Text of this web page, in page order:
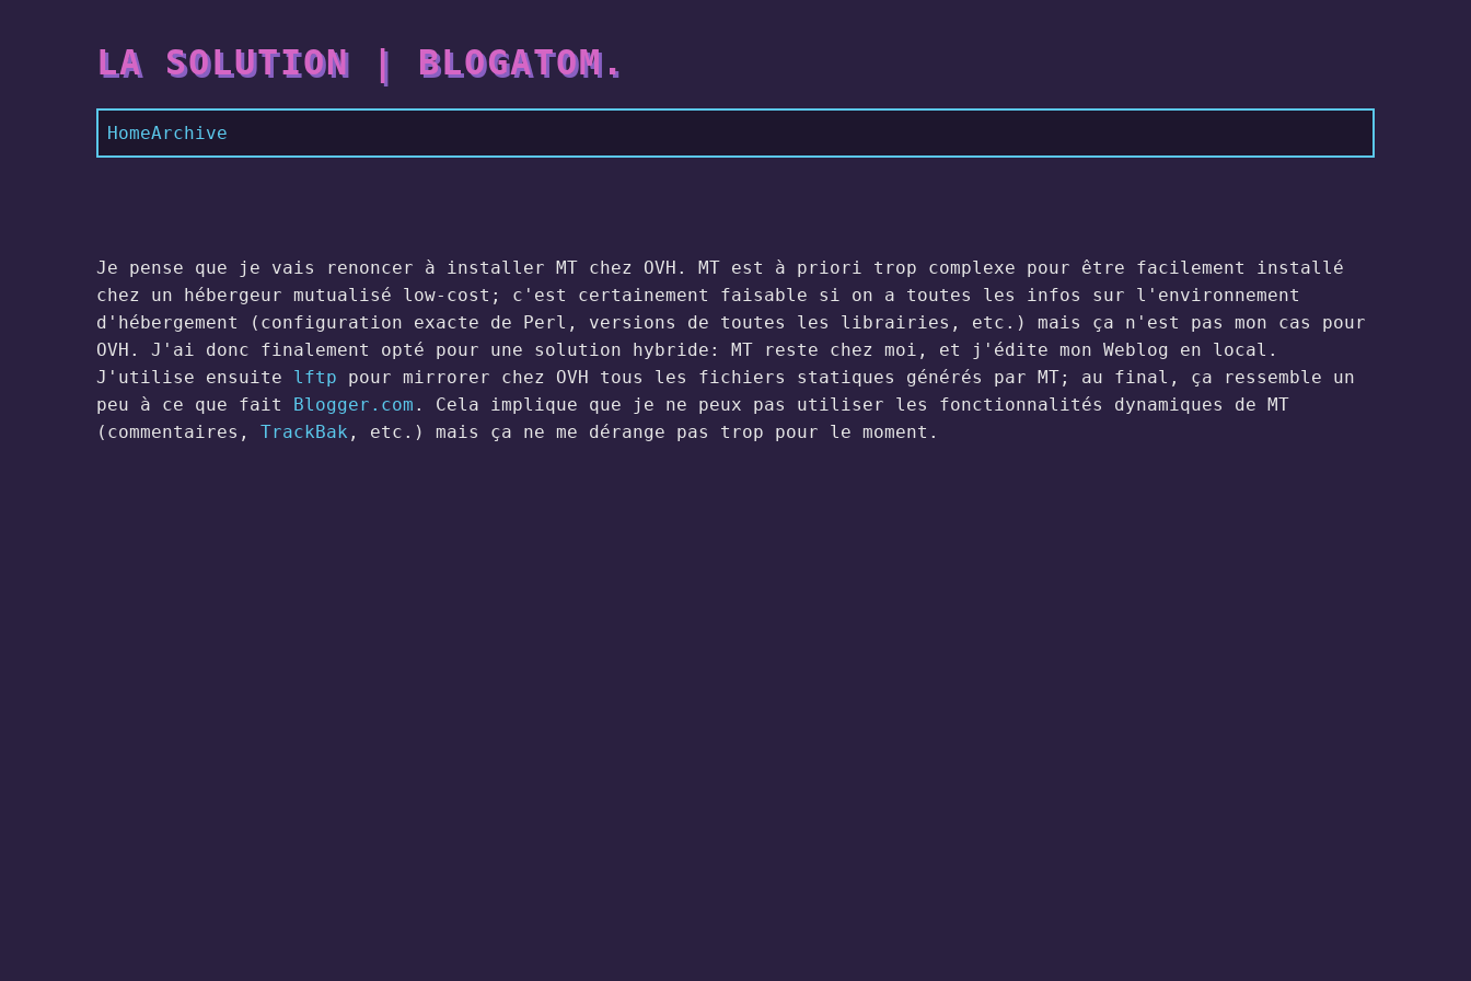
LA SOLUTION | BLOGATOM.
HomeArchive
Je pense que je vais renoncer à installer MT chez OVH. MT est à priori trop complexe pour être facilement installé
chez un hébergeur mutualisé low-cost; c'est certainement faisable si on a toutes les infos sur l'environnement
d'hébergement (configuration exacte de Perl, versions de toutes les librairies, etc.) mais ça n'est pas mon cas pour
OVH. J'ai donc finalement opté pour une solution hybride: MT reste chez moi, et j'édite mon Weblog en local.
J'utilise ensuite lftp pour mirrorer chez OVH tous les fichiers statiques générés par MT; au final, ça ressemble un
peu à ce que fait Blogger.com . Cela implique que je ne peux pas utiliser les fonctionnalités dynamiques de MT
(commentaires, TrackBak , etc.) mais ça ne me dérange pas trop pour le moment.